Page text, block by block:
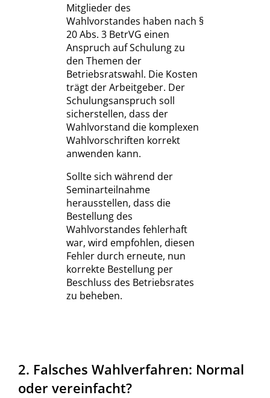
Mitglieder des
Wahlvorstandes haben nach §
20 Abs. 3 BetrVG einen
Anspruch auf Schulung zu
den Themen der
Betriebsratswahl. Die Kosten
trägt der Arbeitgeber. Der
Schulungsanspruch soll
sicherstellen, dass der
Wahlvorstand die komplexen
Wahlvorschriften korrekt
anwenden kann.
Sollte sich während der
Seminarteilnahme
herausstellen, dass die
Bestellung des
Wahlvorstandes fehlerhaft
war, wird empfohlen, diesen
Fehler durch erneute, nun
korrekte Bestellung per
Beschluss des Betriebsrates
zu beheben.
2. Falsches Wahlverfahren: Normal
oder vereinfacht?